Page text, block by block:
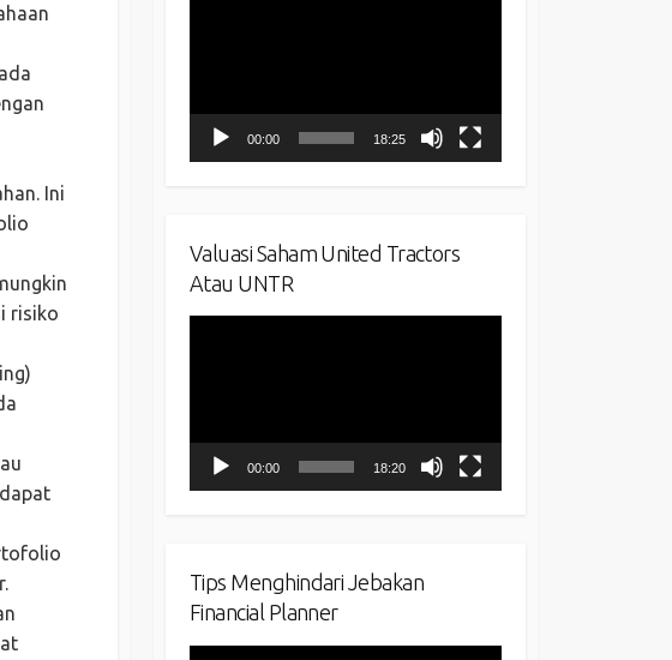
Ini
risiko
00:00 18:25
Valuasi Saham United Tractors
Atau UNTR
00:00 18:20
Tips Menghindari Jebakan
Financial Planner